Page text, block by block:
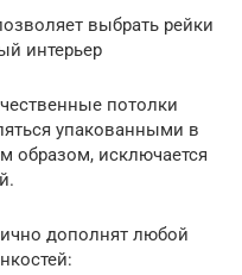
выбрать рейки
интерьер
потолки
упакованными в
образом, исключается
дополнят любой